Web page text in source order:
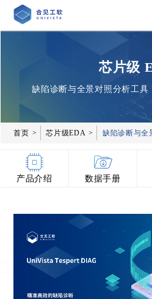
芯片级
缺陷诊断与全景对照分析工具
首页 芯片级EDA 缺陷诊断与全
产品介绍 数据手册